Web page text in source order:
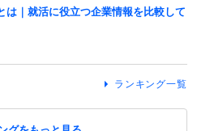
｜就活に役立つ企業情報を比較して
ランキング一覧